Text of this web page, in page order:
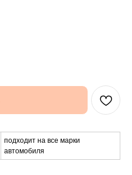
подходит на все марки
автомобиля